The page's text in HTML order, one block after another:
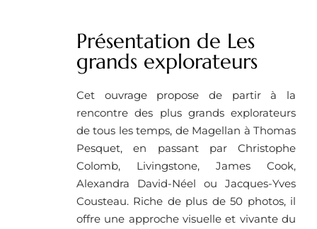
Présentation de Les
grands explorateurs
Cet ouvrage propose de partir à la
rencontre des plus grands explorateurs
de tous les temps, de Magellan à Thomas
Pesquet, en passant par Christophe
Colomb, Livingstone, James Cook,
Alexandra David-Néel ou Jacques-Yves
Cousteau. Riche de plus de 50 photos, il
offre une approche visuelle et vivante du